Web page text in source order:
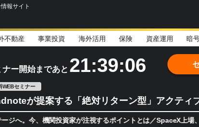
報サイト
不動産 事業投資 海外活用 保険 資産運用 暗
ナー開始まであと 21:39:04
WEBセミナー
が提案する「絶対リターン型」アクティ
、機関投資家が注視するポイントとは／SpaceX上場、次な